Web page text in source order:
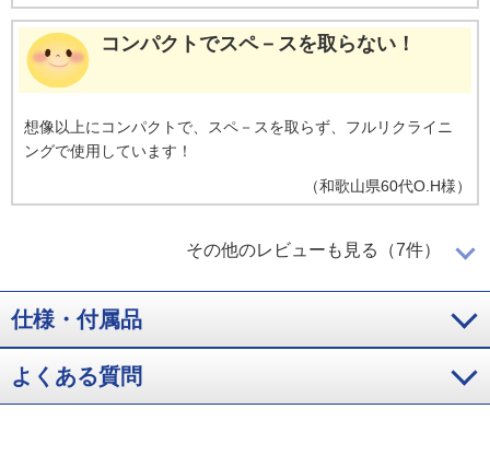
コンパクトでスペ－スを取らない！
想像以上にコンパクトで、スペ－スを取らず、フルリクライニ
ングで使用しています！
（和歌山県60代O.H様）
直感的に操作出来るので使いやすい！
直感的に操作出来るので使いやすい。準備されているコ－スを
選ぶだけでも十分満足できるが、細かく自分好みの動作を選ぶ
その他のレビューも見る（7件）
仕様・付属品
よくある質問